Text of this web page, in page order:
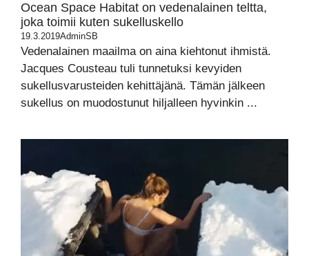
Ocean Space Habitat on vedenalainen teltta,
joka toimii kuten sukelluskello
19.3.2019AdminSB
Vedenalainen maailma on aina kiehtonut ihmistä.
Jacques Cousteau tuli tunnetuksi kevyiden
sukellusvarusteiden kehittäjänä. Tämän jälkeen
sukellus on muodostunut hiljalleen hyvinkin ...